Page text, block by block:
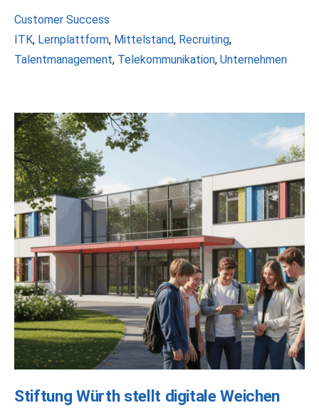
Kategorien
Customer Success
Schlagwörter
ITK, Lernplattform, Mittelstand, Recruiting,
Talentmanagement, Telekommunikation, Unternehmen
Stiftung Würth stellt digitale Weichen